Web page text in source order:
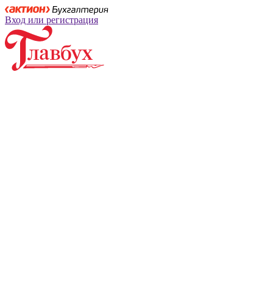
Вход или регистрация